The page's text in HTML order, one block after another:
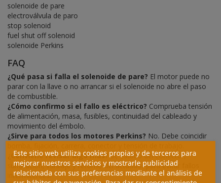
solenoide de pare
electroválvula de paro
stop solenoid
fuel shut off solenoid
solenoide Perkins
FAQ
¿Qué pasa si falla el solenoide de pare? El motor puede no
parar con la llave o no arrancar si el solenoide no abre el paso
de combustible.
¿Cómo confirmo si el fallo es eléctrico? Comprueba tensión
de alimentación, masa, fusibles, continuidad del cableado y
movimiento del émbolo.
¿Sirve para todos los motores Perkins? No. Debe coincidir
¿Conviene revisar algo más? Sí, estado del conector,
sulfatación, varillaje y retorno del actuador para evitar fallos
intermitentes.
Este sitio web utiliza cookies propias y de terceros para
mejorar nuestros servicios y mostrarle publicidad
relacionada con sus preferencias mediante el análisis de